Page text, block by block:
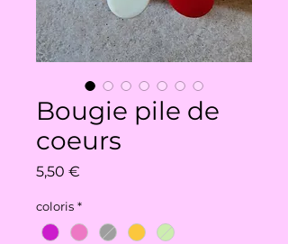
Bougie pile de
coeurs
5,50 €
coloris *